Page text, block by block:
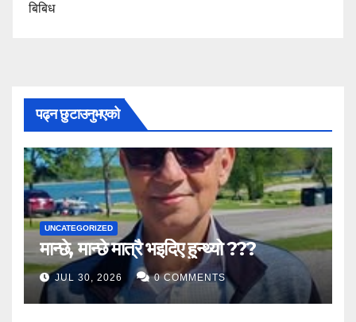
बिबिध
पढ्न छुटाउनुभएको
UNCATEGORIZED
मान्छे, मान्छे मात्रै भइदिए हुन्थ्यो ???
JUL 30, 2026 0 COMMENTS